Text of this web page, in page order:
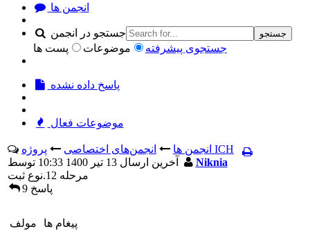
انجمن ها
جستجو در انجمن جستجو
جستجوی پیشرفته موضوعات پست ها
پاسخ داده نشده
موضوعات فعال
انجمن ها انجمن‌های اختصاصی
پروژه ICH
Niknia
مرحله 12.نوع ثبت
9 پاسخ
مولف پيغام ها